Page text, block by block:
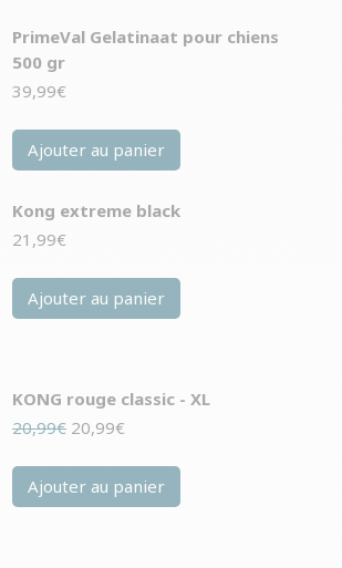
PrimeVal Gelatinaat pour chiens
500 gr
39,99€
Ajouter au panier
Kong extreme black
21,99€
Ajouter au panier
KONG rouge classic - XL
20,99€ Le
initial
était :
20,99€.
20,99€
actuel
est :
20,99€.
Ajouter au panier